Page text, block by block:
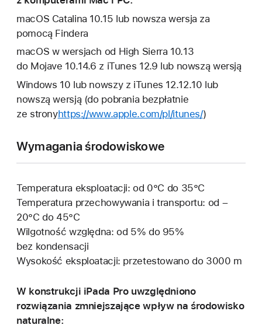
macOS Catalina 10.15 lub nowsza wersja za
pomocą Findera
macOS w wersjach od High Sierra 10.13
do Mojave 10.14.6 z iTunes 12.9 lub nowszą wersją
Windows 10 lub nowszy z iTunes 12.12.10 lub
nowszą wersją (do pobrania bezpłatnie
ze stronyhttps://www.apple.com/pl/itunes/)
Wymagania środowiskowe
Temperatura eksploatacji: od 0°C do 35°C
Temperatura przechowywania i transportu: od –
20°C do 45°C
Wilgotność względna: od 5% do 95%
bez kondensacji
Wysokość eksploatacji: przetestowano do 3000 m
W konstrukcji iPada Pro uwzględniono
rozwiązania zmniejszające wpływ na środowisko
naturalne: